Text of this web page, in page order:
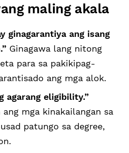
maling akala
ginagarantiya ang isang
Ginagawa lang nitong
para sa pakikipag-
ang mga alok.
agarang eligibility.”
mga kinakailangan sa
patungo sa degree,